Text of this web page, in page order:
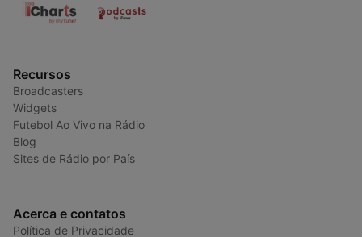
Recursos
Broadcasters
Widgets
Futebol Ao Vivo na Rádio
Blog
Sites de Rádio por País
Acerca e contatos
Política de Privacidade